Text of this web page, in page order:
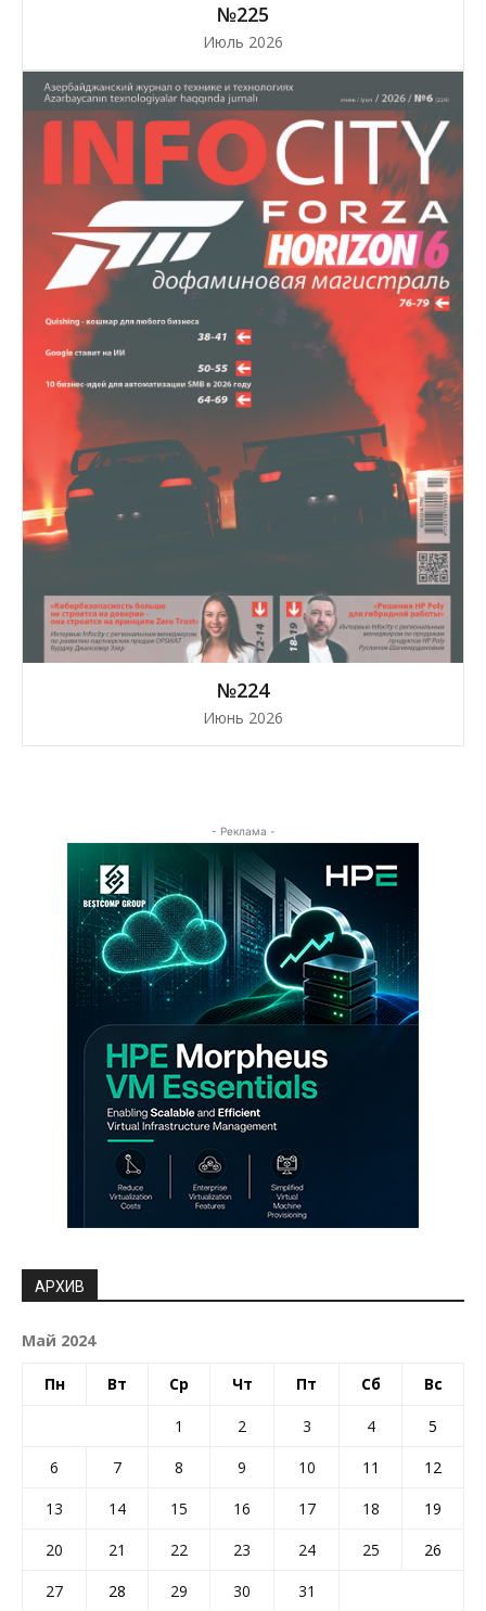
№225
Июль 2026
№224
Июнь 2026
- Реклама -
АРХИВ
Май 2024
Пн Вт Ср Чт Пт Сб Вс
1 2 3 4
5
6
7 8 9 10 11
12
13
14 15 16 17 18
19
20
21 22 23 24 25
26
27
28 29 30
31